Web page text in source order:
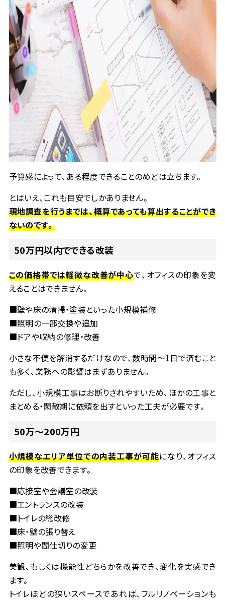
予算感によって、ある程度できることのめどは立ちます。
とはいえ、これも目安でしかありません。
現地調査を行うまでは、概算であっても算出することができ
ないのです。
50万円以内でできる改装
この価格帯では軽微な改善が中心で、オフィスの印象を変
えることはできません。
■壁や床の清掃・塗装といった小規模補修
■照明の一部交換や追加
■ドアや収納の修理・改善
小さな不便を解消するだけなので、数時間～1日で済むこと
も多く、業務への影響はまずありません。
ただし、小規模工事はお断りされやすいため、ほかの工事と
まとめる・閑散期に依頼を出すといった工夫が必要です。
50万～200万円
小規模なエリア単位での内装工事が可能になり、オフィス
の印象を改善できます。
■応接室や会議室の改装
■エントランスの改装
■トイレの総改修
■床・壁の張り替え
■照明や間仕切りの変更
美観、もしくは機能性どちらかを改善でき、変化を実感でき
ます。
トイレほどの狭いスペースであれば、フルリノベーションも